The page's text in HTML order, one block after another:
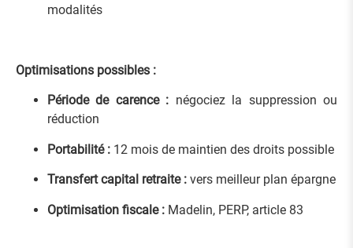
modalités
Optimisations possibles :
Période de carence : négociez la suppression ou
réduction
Portabilité : 12 mois de maintien des droits possible
Transfert capital retraite : vers meilleur plan épargne
Optimisation fiscale : Madelin, PERP, article 83